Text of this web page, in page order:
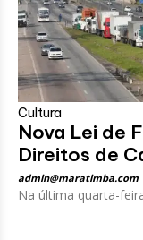
Cultura
Nova Lei de
Direitos de
admin@maratimba.com
Na última quarta-